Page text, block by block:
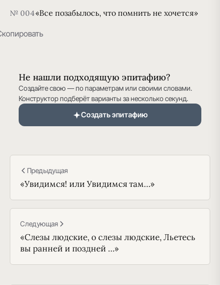
№ 004«Все позабылось, что помнить не хочется»
Не нашли подходящую эпитафию?
Создайте свою — по параметрам или своими словами.
Конструктор подберёт варианты за несколько секунд.
Создать эпитафию
Предыдущая
«Увидимся! или Увидимся там…»
Следующая
«Слезы людские, о слезы людские, Льетесь
вы ранней и поздней …»